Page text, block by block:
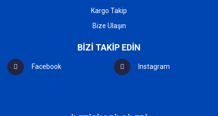
Kargo Takip
Bize Ulaşın
BİZİ TAKİP EDİN
Facebook Instagram